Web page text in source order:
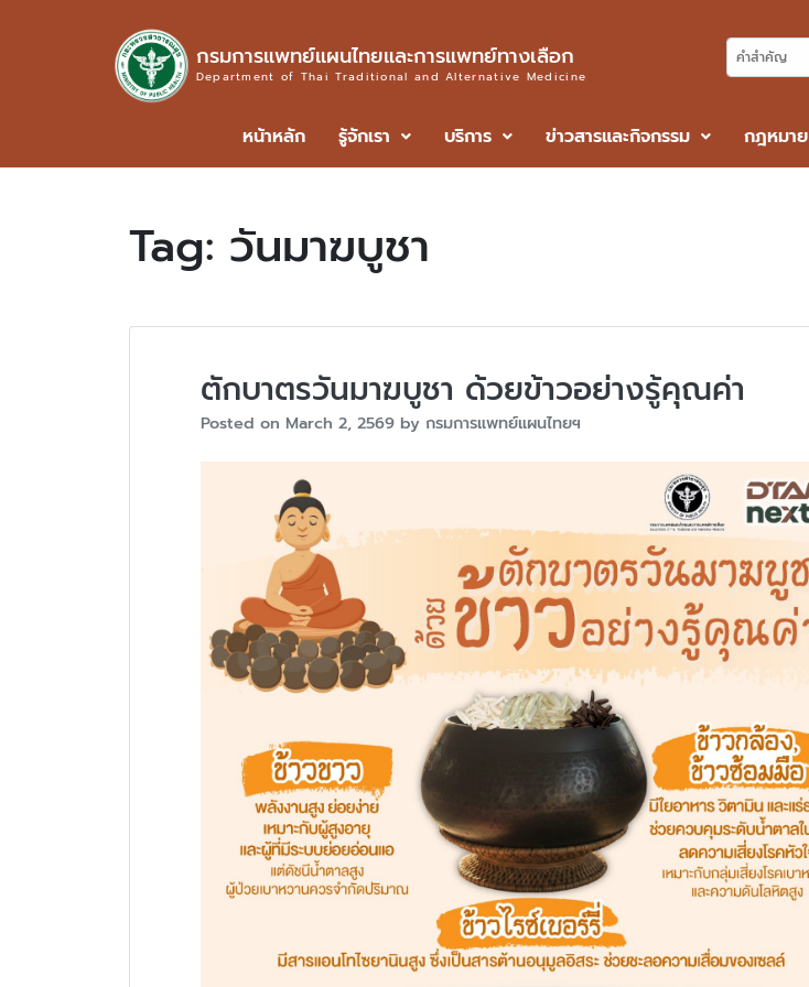
กรมการแพทย์แผนไทยและการแพทย์ทางเลือก
Department of Thai Traditional and Alternative Medicine
หน้าหลัก รู้จักเรา บริการ ข่าวสารและกิจกรรม กฎหมาย
Tag: วันมาฆบูชา
ตักบาตรวันมาฆบูชา ด้วยข้าวอย่างรู้คุณค่า
Posted on March 2, 2569 by กรมการแพทย์แผนไทยฯ